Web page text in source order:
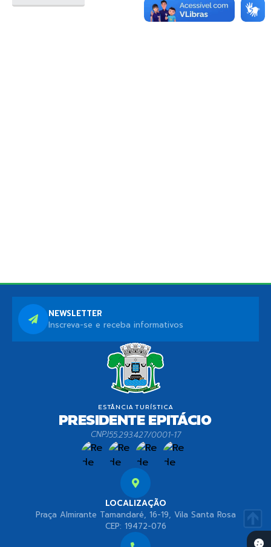
LOCALIZAÇÃO
Praça Almirante Tamandaré, 16-19, Vila Santa Rosa
CEP: 19472-076
CNPJ55.293.427/0001-17
NEWSLETTER
Inscreva-se e receba informativos